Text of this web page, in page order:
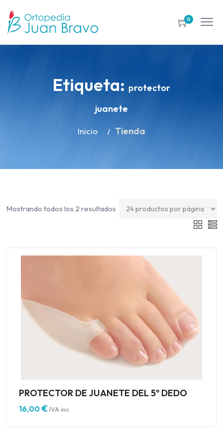
0
Etiqueta: protector
juanete
Inicio Tienda
Mostrando todos los 2 resultados
PROTECTOR DE JUANETE DEL 5º DEDO
16,00€IVA inc.